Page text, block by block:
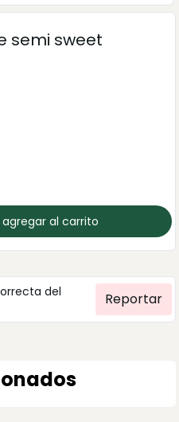
semi sweet
al carrito
del
Reportar